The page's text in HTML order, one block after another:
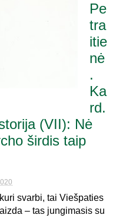
Pe
tra
itie
nė
.
Ka
rd.
(VII): Nė
širdis taip
svarbi, tai Viešpaties
– tas jungimasis su